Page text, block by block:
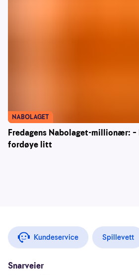
Fredagens Nabolaget-millionær: –
fordøye litt
NABOLAGET
Kundeservice Spillevett
Snarveier